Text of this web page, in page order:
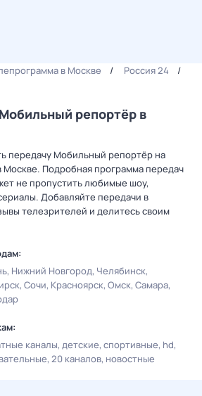
в Москве
Россия 24
репортёр в
передачу Мобильный репортёр на
Москве. Подробная программа передач
не пропустить любимые шоу,
Добавляйте передачи в
телезрителей и делитесь своим
Нижний Новгород Челябинск
Сочи Красноярск Омск Самара
каналы детские спортивные hd
20 каналов новостные